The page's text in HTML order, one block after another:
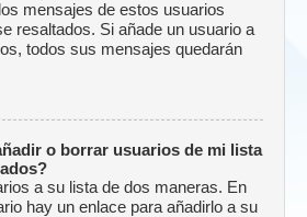
mensajes de estos usuarios
resaltados. Si añade un usuario a
todos sus mensajes quedarán
o borrar usuarios de mi lista
a su lista de dos maneras. En
hay un enlace para añadirlo a su